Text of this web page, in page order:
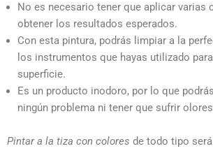
No es necesario tener que aplicar varias
obtener los resultados esperados.
Con esta pintura, podrás limpiar a la
los instrumentos que hayas utilizado
superficie.
Es un producto inodoro, por lo que
ningún problema ni tener que sufrir
Pintar a la tiza con colores de todo tipo